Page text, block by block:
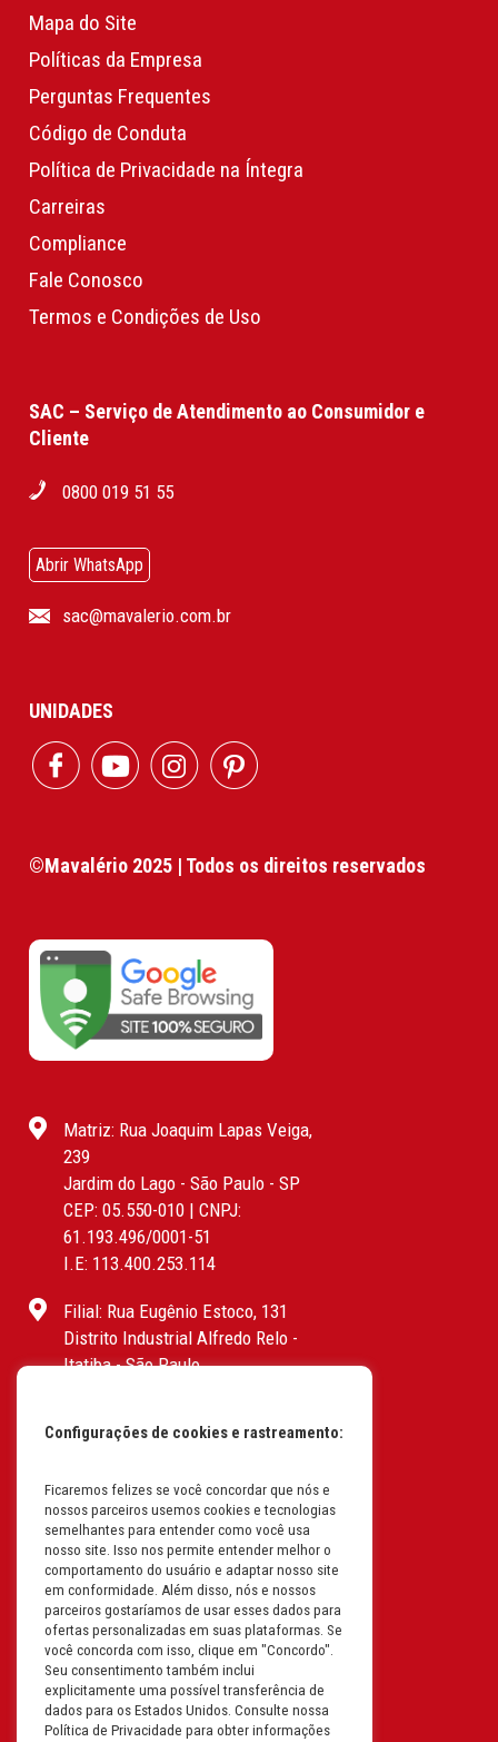
Mapa do Site
Políticas da Empresa
Perguntas Frequentes
Código de Conduta
Política de Privacidade na Íntegra
Carreiras
Compliance
Fale Conosco
Termos e Condições de Uso
SAC – Serviço de Atendimento ao Consumidor e
Cliente
0800 019 51 55
Abrir WhatsApp
sac@mavalerio.com.br
UNIDADES
©Mavalério 2025 | Todos os direitos reservados
Matriz: Rua Joaquim Lapas Veiga,
239
Jardim do Lago - São Paulo - SP
CEP: 05.550-010 | CNPJ:
61.193.496/0001-51
I.E: 113.400.253.114
Filial: Rua Eugênio Estoco, 131
Distrito Industrial Alfredo Relo -
Itatiba - São Paulo
I.E: 382.096.357.1147
Filial: Av. Odila Chaves Rodrigues,
1277
Parque industrial RM - Condomínio
Therapark - Jundiaí - São Paulo
CEP: 13.213-087 | CNPJ:
61.193.496/0018-08
I.E: 407.642.800.114
Filial: Rua em Projeto G, 728 – Letra A
B C D
Configurações de cookies e rastreamento:
Ficaremos felizes se você concordar que nós e
nossos parceiros usemos cookies e tecnologias
semelhantes para entender como você usa
nosso site. Isso nos permite entender melhor o
comportamento do usuário e adaptar nosso site
em conformidade. Além disso, nós e nossos
parceiros gostaríamos de usar esses dados para
ofertas personalizadas em suas plataformas. Se
você concorda com isso, clique em "Concordo".
Seu consentimento também inclui
explicitamente uma possível transferência de
dados para os Estados Unidos. Consulte nossa
Política de Privacidade para obter informações